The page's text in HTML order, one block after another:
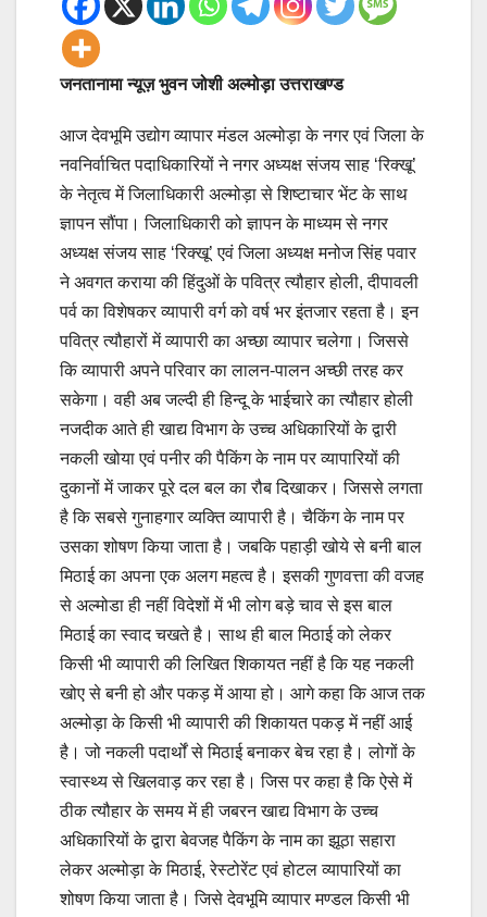
जनतानामा न्यूज़ भुवन जोशी अल्मोड़ा उत्तराखण्ड
आज देवभूमि उद्योग व्यापार मंडल अल्मोड़ा के नगर एवं जिला के
नवनिर्वाचित पदाधिकारियों ने नगर अध्यक्ष संजय साह ‘रिक्खू’
के नेतृत्व में जिलाधिकारी अल्मोड़ा से शिष्टाचार भेंट के साथ
ज्ञापन सौंपा। जिलाधिकारी को ज्ञापन के माध्यम से नगर
अध्यक्ष संजय साह ‘रिक्खू’ एवं जिला अध्यक्ष मनोज सिंह पवार
ने अवगत कराया की हिंदुओं के पवित्र त्यौहार होली, दीपावली
पर्व का विशेषकर व्यापारी वर्ग को वर्ष भर इंतजार रहता है। इन
पवित्र त्यौहारों में व्यापारी का अच्छा व्यापार चलेगा। जिससे
कि व्यापारी अपने परिवार का लालन-पालन अच्छी तरह कर
सकेगा। वही अब जल्दी ही हिन्दू के भाईचारे का त्यौहार होली
नजदीक आते ही खाद्य विभाग के उच्च अधिकारियों के द्वारी
नकली खोया एवं पनीर की पैकिंग के नाम पर व्यापारियों की
दुकानों में जाकर पूरे दल बल का रौब दिखाकर। जिससे लगता
है कि सबसे गुनाहगार व्यक्ति व्यापारी है। चैकिंग के नाम पर
उसका शोषण किया जाता है। जबकि पहाड़ी खोये से बनी बाल
मिठाई का अपना एक अलग महत्व है। इसकी गुणवत्ता की वजह
से अल्मोडा ही नहीं विदेशों में भी लोग बड़े चाव से इस बाल
मिठाई का स्वाद चखते है। साथ ही बाल मिठाई को लेकर
किसी भी व्यापारी की लिखित शिकायत नहीं है कि यह नकली
खोए से बनी हो और पकड़ में आया हो। आगे कहा कि आज तक
अल्मोड़ा के किसी भी व्यापारी की शिकायत पकड़ में नहीं आई
है। जो नकली पदार्थों से मिठाई बनाकर बेच रहा है। लोगों के
स्वास्थ्य से खिलवाड़ कर रहा है। जिस पर कहा है कि ऐसे में
ठीक त्यौहार के समय में ही जबरन खाद्य विभाग के उच्च
अधिकारियों के द्वारा बेवजह पैकिंग के नाम का झूठा सहारा
लेकर अल्मोड़ा के मिठाई, रेस्टोरेंट एवं होटल व्यापारियों का
शोषण किया जाता है। जिसे देवभूमि व्यापार मण्डल किसी भी